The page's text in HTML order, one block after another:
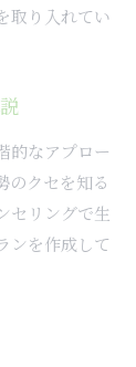
取り入れてい
的なアプロー
のクセを知る
セリングで生
ンを作成して